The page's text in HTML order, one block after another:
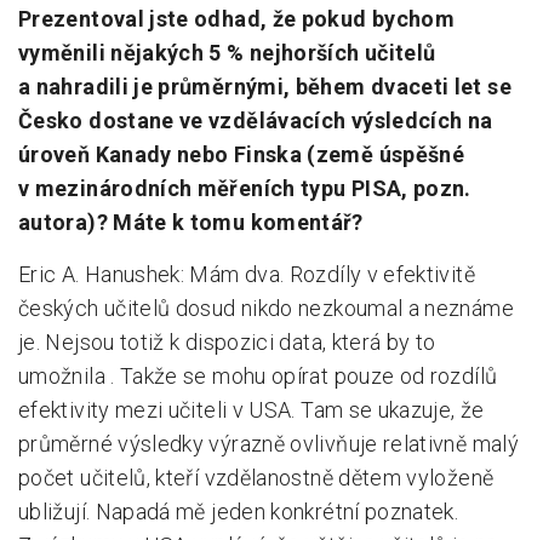
Prezentoval jste odhad, že pokud bychom
vyměnili nějakých 5 % nejhorších učitelů
a nahradili je průměrnými, během dvaceti let se
Česko dostane ve vzdělávacích výsledcích na
úroveň Kanady nebo Finska (země úspěšné
v mezinárodních měřeních typu PISA, pozn.
autora)? Máte k tomu komentář?
Eric A. Hanushek: Mám dva. Rozdíly v efektivitě
českých učitelů dosud nikdo nezkoumal a neznáme
je. Nejsou totiž k dispozici data, která by to
umožnila . Takže se mohu opírat pouze od rozdílů
efektivity mezi učiteli v USA. Tam se ukazuje, že
průměrné výsledky výrazně ovlivňuje relativně malý
počet učitelů, kteří vzdělanostně dětem vyloženě
ubližují. Napadá mě jeden konkrétní poznatek.